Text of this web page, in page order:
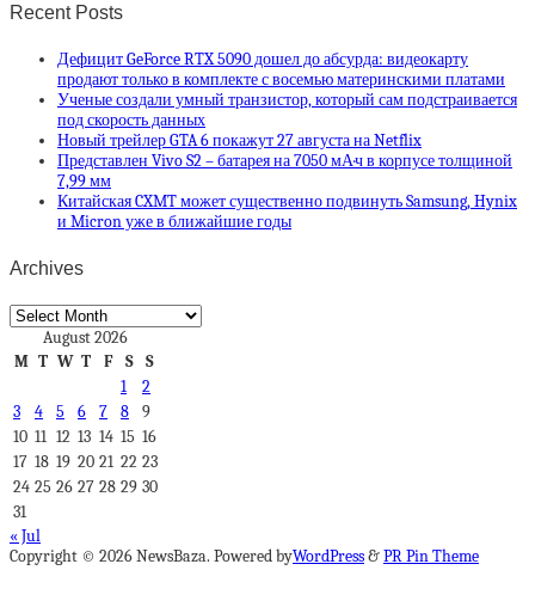
Recent Posts
Дефицит GeForce RTX 5090 дошел до абсурда: видеокарту
продают только в комплекте с восемью материнскими платами
Ученые создали умный транзистор, который сам подстраивается
под скорость данных
Новый трейлер GTA 6 покажут 27 августа на Netflix
Представлен Vivo S2 – батарея на 7050 мА·ч в корпусе толщиной
7,99 мм
Китайская CXMT может существенно подвинуть Samsung, Hynix
и Micron уже в ближайшие годы
Archives
Archives
August 2026
M T W T F S
S
1
2
3
4 5 6 7 8
9
10 11 12 13 14 15 16
17 18 19 20 21 22 23
24 25 26 27 28 29 30
31
« Jul
Copyright © 2026 NewsBaza. Powered byWordPress&PR Pin Theme